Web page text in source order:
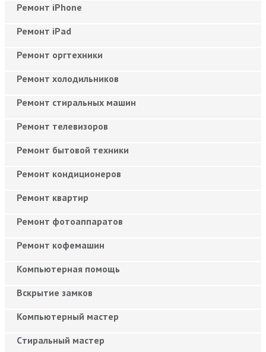
Ремонт iPhone
Ремонт iPad
Ремонт оргтехники
Ремонт холодильников
Ремонт стиральных машин
Ремонт телевизоров
Ремонт бытовой техники
Ремонт кондиционеров
Ремонт квартир
Ремонт фотоаппаратов
Ремонт кофемашин
Компьютерная помощь
Вскрытие замков
Компьютерный мастер
Cтиральный мастер